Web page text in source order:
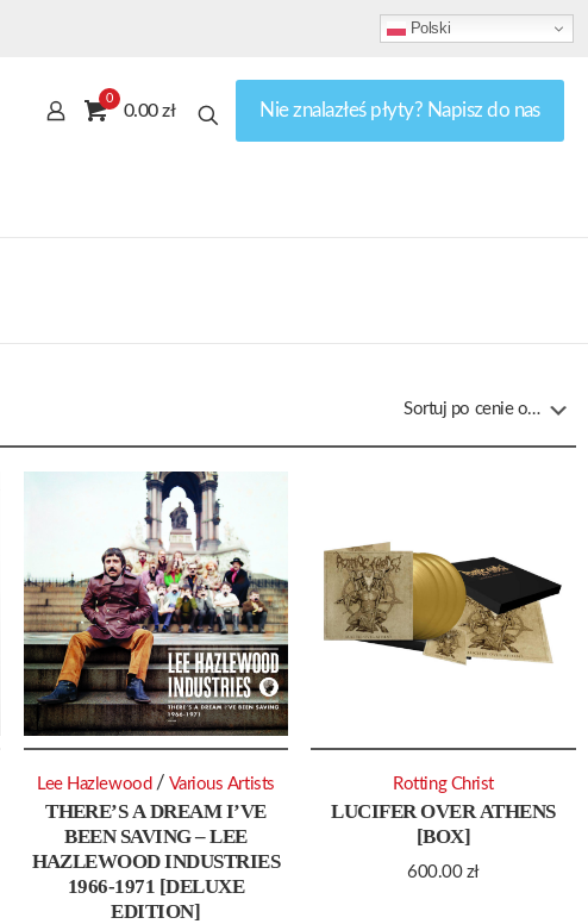
Polski
0
0.00 zł Nie znalazłeś płyty? Napisz do nas
THERE’S A DREAM I’VE
BEEN SAVING – LEE
HAZLEWOOD INDUSTRIES
1966-1971 [DELUXE
EDITION]
Lee Hazlewood / Various Artists
LUCIFER OVER ATHENS
[BOX]
600.00 zł
Rotting Christ